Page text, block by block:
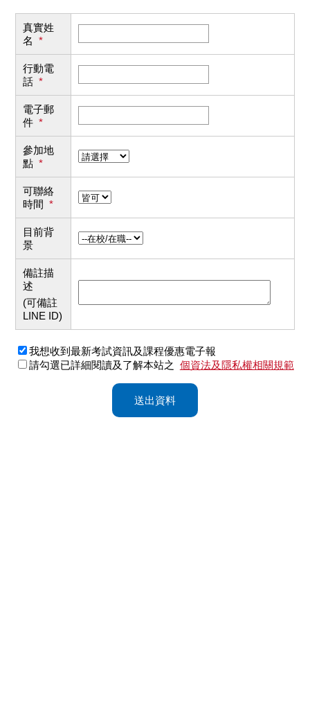
真實姓
名 *
行動電
話 *
電子郵
件 *
參加地
點 *
可聯絡
時間 *
目前背
景
備註描
述
(可備註
LINE ID)
我想收到最新考試資訊及課程優惠電子報
請勾選已詳細閱讀及了解本站之 個資法及隱私權相關規範
送出資料